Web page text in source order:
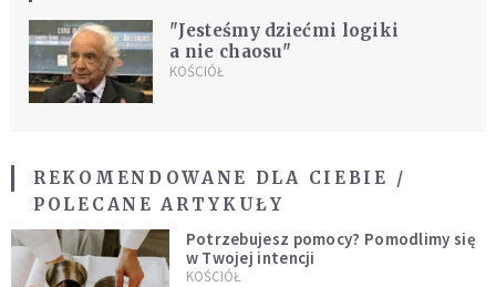
"Jesteśmy dziećmi logiki
a nie chaosu"
KOŚCIÓŁ
REKOMENDOWANE DLA CIEBIE /
POLECANE ARTYKUŁY
Potrzebujesz pomocy? Pomodlimy się
w Twojej intencji
KOŚCIÓŁ